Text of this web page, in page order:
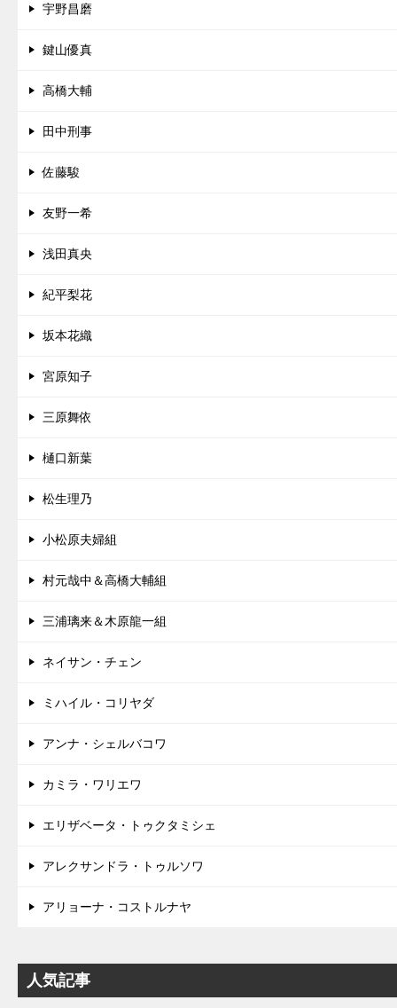
宇野昌磨
鍵山優真
高橋大輔
田中刑事
佐藤駿
友野一希
浅田真央
紀平梨花
坂本花織
宮原知子
三原舞依
樋口新葉
松生理乃
小松原夫婦組
村元哉中＆高橋大輔組
三浦璃来＆木原龍一組
ネイサン・チェン
ミハイル・コリヤダ
アンナ・シェルバコワ
カミラ・ワリエワ
エリザベータ・トゥクタミシェ
アレクサンドラ・トゥルソワ
アリョーナ・コストルナヤ
人気記事